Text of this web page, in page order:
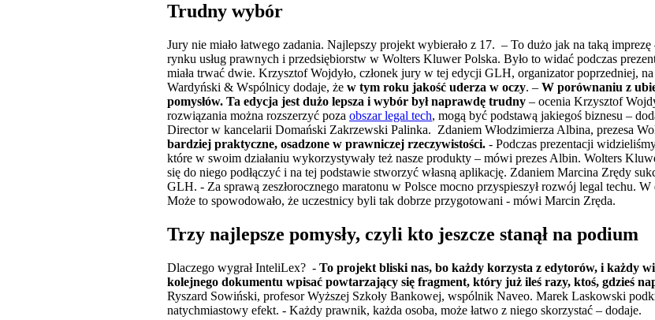
Trudny wybór
Jury nie miało łatwego zadania. Najlepszy projekt wybierało z 17. – To dużo jak na taką
rynku usług prawnych i przedsiębiorstw w Wolters Kluwer Polska. Było to widać podczas
miała trwać dwie. Krzysztof Wojdyło, członek jury w tej edycji GLH, organizator poprzedniej,
Wardyński & Wspólnicy dodaje, że w tym roku jakość uderza w oczy. – W porównaniu z
pomysłów. Ta edycja jest dużo lepsza i wybór był naprawdę trudny – ocenia Krzysztof
rozwiązania można rozszerzyć poza obszar legal tech, mogą być podstawą jakiegoś biznesu –
Director w kancelarii Domański Zakrzewski Palinka. Zdaniem Włodzimierza Albina, prezesa
bardziej praktyczne, osadzone w prawniczej rzeczywistości. - Podczas prezentacji
które w swoim działaniu wykorzystywały też nasze produkty – mówi prezes Albin. Wolters
się do niego podłączyć i na tej podstawie stworzyć własną aplikację. Zdaniem Marcina Zrędy
GLH. - Za sprawą zeszłorocznego maratonu w Polsce mocno przyspieszył rozwój legal techu. W
Może to spowodowało, że uczestnicy byli tak dobrze przygotowani - mówi Marcin Zręda.
Trzy najlepsze pomysły, czyli kto jeszcze stanął na podium
Dlaczego wygrał InteliLex? - To projekt bliski nas, bo każdy korzysta z edytorów, i każdy
kolejnego dokumentu wpisać powtarzający się fragment, który już ileś razy, ktoś, gdzieś
Ryszard Sowiński, profesor Wyższej Szkoły Bankowej, wspólnik Naveo. Marek Laskowski
natychmiastowy efekt. - Każdy prawnik, każda osoba, może łatwo z niego skorzystać – dodaje.